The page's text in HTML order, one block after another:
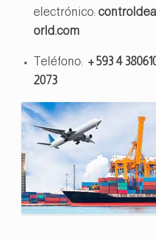
electrónico:
orld.com
Teléfono: + 593 4
2073